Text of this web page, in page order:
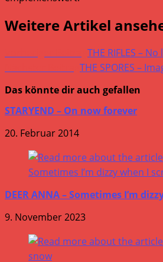
Weitere Artikel
THE RIFLES –
THE SPORES –
Das könnte dir auch gefallen
STARYEND – On now forever
20. Februar 2014
DEER ANNA – Sometimes I’m
9. November 2023